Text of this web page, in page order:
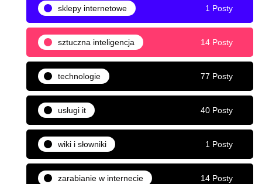
sklepy internetowe 1 Posty
sztuczna inteligencja 14 Posty
technologie 77 Posty
usługi it 40 Posty
wiki i słowniki 1 Posty
zarabianie w internecie 14 Posty